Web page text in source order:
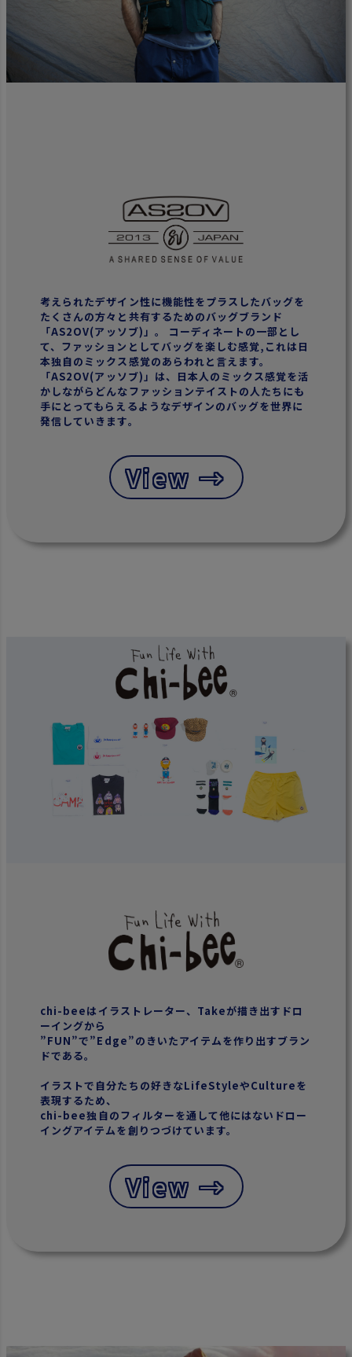
考えられたデザイン性に機能性をプラスしたバッグを
たくさんの方々と共有するためのバッグブランド
「AS2OV(アッソブ)」。 コーディネートの一部とし
て、ファッションとしてバッグを楽しむ感覚,これは日
本独自のミックス感覚のあらわれと言えます。
「AS2OV(アッソブ)」は、日本人のミックス感覚を活
かしながらどんなファッションテイストの人たちにも
手にとってもらえるようなデザインのバッグを世界に
発信していきます。
View →
chi-beeはイラストレーター、Takeが描き出すドロ
ーイングから
”FUN”で”Edge”のきいたアイテムを作り出すブラン
ドである。
イラストで自分たちの好きなLifeStyleやCultureを
表現するため、
chi-bee独自のフィルターを通して他にはないドロー
イングアイテムを創りつづけています。
View →